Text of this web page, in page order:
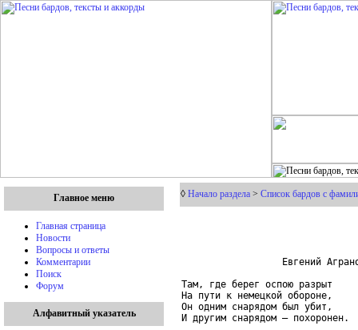
Главное меню
Главная страница
Новости
Вопросы и ответы
Комментарии
Поиск
Форум
Алфавитный указатель
◊ Начало раздела > Список бардов с
Евгений
Там, где берег оспою разрыт
На пути к немецкой обороне,
Он одним снарядом был убит,
И другим снарядом – похоронен.